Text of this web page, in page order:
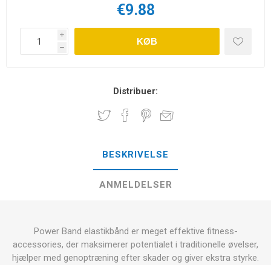
€9.88
i
h
KØB
Distribuer:
BESKRIVELSE
ANMELDELSER
Power Band elastikbånd er meget effektive fitness-
accessories, der maksimerer potentialet i traditionelle øvelser,
hjælper med genoptræning efter skader og giver ekstra styrke.